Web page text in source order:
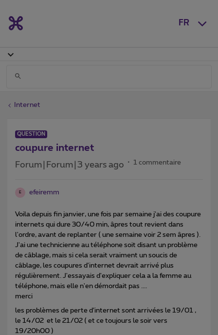
FR
Internet
QUESTION
coupure internet
Forum|Forum|3 years ago 1 commentaire
E efeiremm
Voila depuis fin janvier, une fois par semaine j'ai des coupure
internets qui dure 30/40 min, âpres tout revient dans
l'ordre, avant de replanter ( une semaine voir 2 sem âpres ).
J'ai une technicienne au téléphone soit disant un problème
de câblage, mais si cela serait vraiment un soucis de
câblage, les coupures d'internet devrait arrivé plus
régulièrement. J'essayais d'expliquer cela a la femme au
téléphone, mais elle n'en démordait pas ....
merci
les problèmes de perte d’internet sont arrivées le 19/01 ,
le 14/02 et le 21/02 ( et ce toujours le soir vers
19/20h00 )